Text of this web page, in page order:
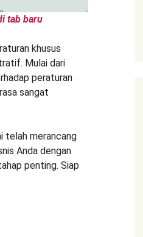
tab baru
khusus
Mulai dari
peraturan
sangat
telah merancang
Anda dengan
penting. Siap